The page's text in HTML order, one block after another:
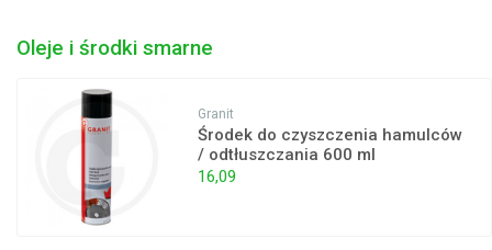
Oleje i środki smarne
Granit
Środek do czyszczenia hamulców
/ odtłuszczania 600 ml
16,09